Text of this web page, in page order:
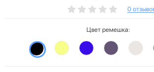
0
Цвет ремешка: